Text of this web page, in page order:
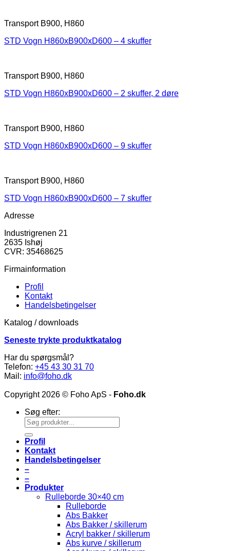
Transport B900, H860
STD Vogn H860xB900xD600 – 4 skuffer
Transport B900, H860
STD Vogn H860xB900xD600 – 2 skuffer, 2 døre
Transport B900, H860
STD Vogn H860xB900xD600 – 9 skuffer
Transport B900, H860
STD Vogn H860xB900xD600 – 7 skuffer
Adresse
Industrigrenen 21
2635 Ishøj
CVR: 35468625
Firmainformation
Profil
Kontakt
Handelsbetingelser
Katalog / downloads
Seneste trykte produktkatalog
Har du spørgsmål?
Telefon: +45 43 30 31 70
Mail: info@foho.dk
Copyright 2026 © Foho ApS - Foho.dk
Søg efter:
Profil
Kontakt
Handelsbetingelser
–
–
Produkter
Rulleborde 30×40 cm
Rulleborde
Abs Bakker
Abs Bakker / skillerum
Acryl bakker / skillerum
Abs kurve / skillerum